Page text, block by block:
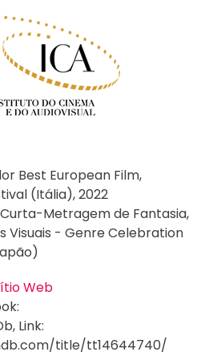
Best European Film,
(Itália), 2022
Metragem de Fantasia,
Visuais - Genre Celebration
Web
, Link:
title/tt14644740/